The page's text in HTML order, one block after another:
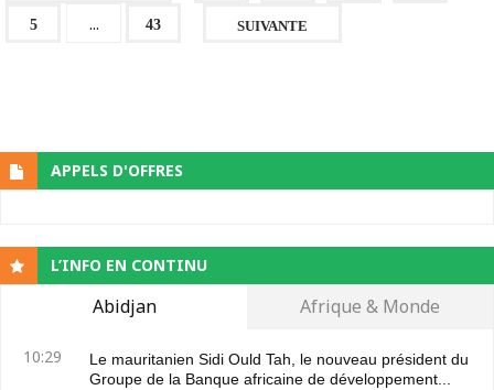
5 ... 43 SUIVANTE
APPELS D'OFFRES
L’INFO EN CONTINU
Abidjan Afrique & Monde
10:29
Le mauritanien Sidi Ould Tah, le nouveau président du
Groupe de la Banque africaine de développement...